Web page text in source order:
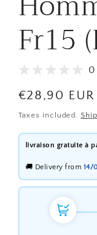
Fr15
0
Regular
price
€28,90 EUR
Taxes included.
livraison gratuite à
🚚 Delivery from 14/